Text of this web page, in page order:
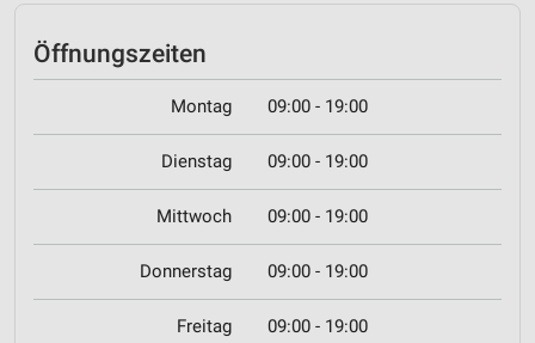
Öffnungszeiten
Montag 09:00 - 19:00
Dienstag 09:00 - 19:00
Mittwoch 09:00 - 19:00
Donnerstag 09:00 - 19:00
Freitag 09:00 - 19:00